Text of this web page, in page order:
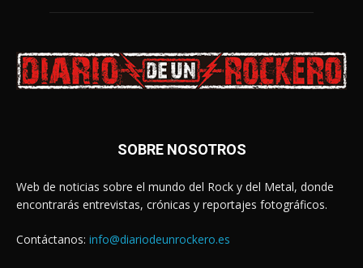
SOBRE NOSOTROS
Web de noticias sobre el mundo del Rock y del Metal, donde
encontrarás entrevistas, crónicas y reportajes fotográficos.
Contáctanos: info@diariodeunrockero.es